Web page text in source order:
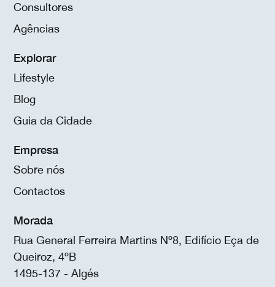
Consultores
Agências
Explorar
Lifestyle
Blog
Guia da Cidade
Empresa
Sobre nós
Contactos
Morada
Rua General Ferreira Martins Nº8, Edifício Eça de
Queiroz, 4ºB
1495-137 - Algés